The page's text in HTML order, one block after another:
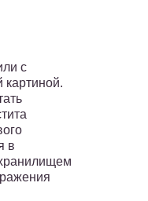
с
картиной.
в